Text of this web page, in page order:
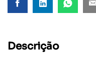
Descrição